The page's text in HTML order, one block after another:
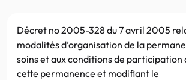
Décret no 2005-328 du 7 avril 2005
modalités d’organisation de la
soins et aux conditions de participation
cette permanence et modifiant le